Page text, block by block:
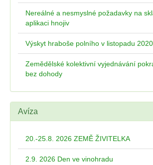
Nereálné a nesmyslné požadavky na
aplikaci hnojiv
Výskyt hraboše polního v listopadu 2020
Zemědělské kolektivní vyjednávání
bez dohody
Avíza
20.-25.8. 2026 ZEMĚ ŽIVITELKA
2.9. 2026 Den ve vinohradu